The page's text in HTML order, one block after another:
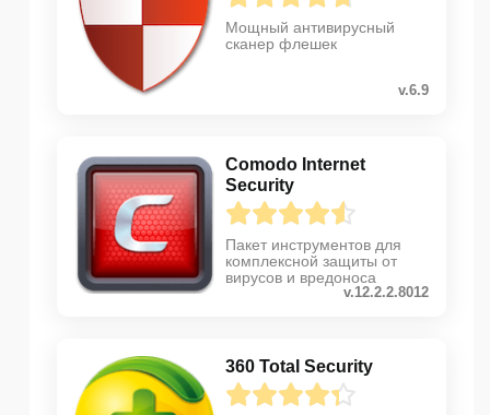
Мощный антивирусный
сканер флешек
v.6.9
Comodo Internet
Security
Пакет инструментов для
комплексной защиты от
вирусов и вредоноса
v.12.2.2.8012
360 Total Security